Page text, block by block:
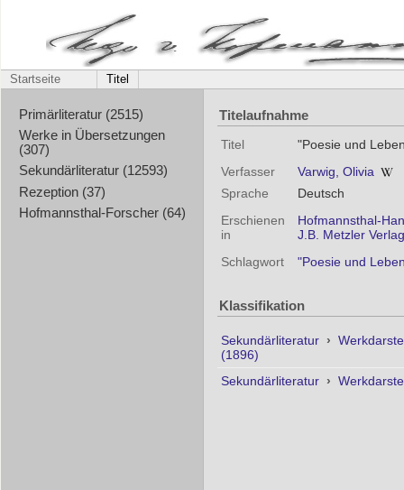
Startseite Titel
Primärliteratur (2515)
Werke in Übersetzungen
(307)
Sekundärliteratur (12593)
Rezeption (37)
Hofmannsthal-Forscher (64)
Titelaufnahme
Titel
"Poesie und
Verfasser
Varwig, Olivia
Sprache
Deutsch
Erschienen
in
Hofmannsthal-
J.B. Metzler
Schlagwort
"Poesie und
Klassifikation
Sekundärliteratur ›
(1896)
Sekundärliteratur ›